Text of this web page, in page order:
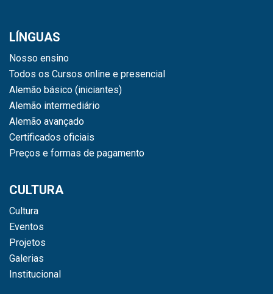
LÍNGUAS
Nosso ensino
Todos os Cursos online e presencial
Alemão básico (iniciantes)
Alemão intermediário
Alemão avançado
Certificados oficiais
Preços e formas de pagamento
CULTURA
Cultura
Eventos
Projetos
Galerias
Institucional